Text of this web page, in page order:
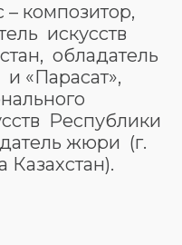
композитор,
искусств
обладатель
«Парасат»,
Республики
жюри (г.
Казахстан).